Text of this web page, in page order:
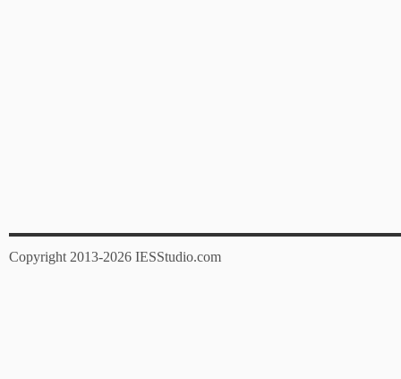
Copyright 2013-2026 IESStudio.com